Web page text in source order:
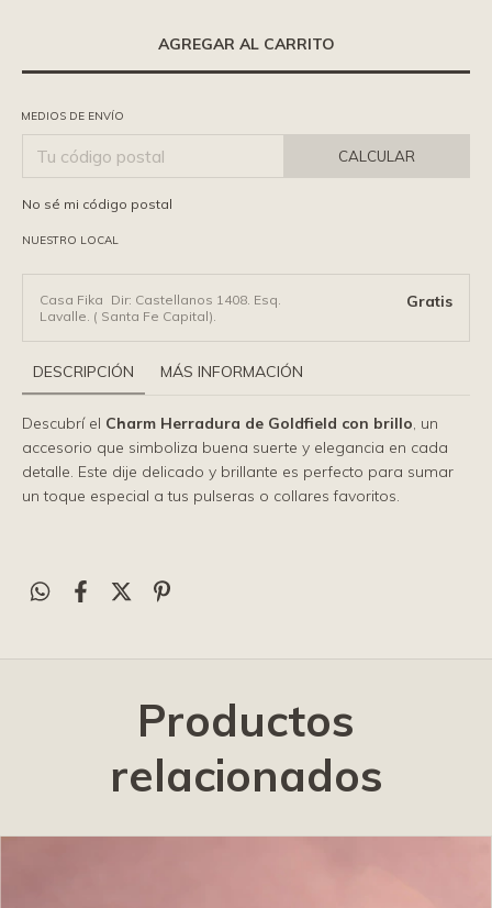
MEDIOS DE ENVÍO
CALCULAR
No sé mi código postal
NUESTRO LOCAL
Casa Fika Dir: Castellanos 1408. Esq.
Lavalle. ( Santa Fe Capital).
Gratis
DESCRIPCIÓN MÁS INFORMACIÓN
Descubrí el Charm Herradura de Goldfield con brillo, un
accesorio que simboliza buena suerte y elegancia en cada
detalle. Este dije delicado y brillante es perfecto para sumar
un toque especial a tus pulseras o collares favoritos.
Productos
relacionados